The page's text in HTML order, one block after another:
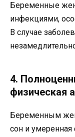
Беременные
инфекциями,
В случае
4.
физическая
Беременным
сон и умеренная